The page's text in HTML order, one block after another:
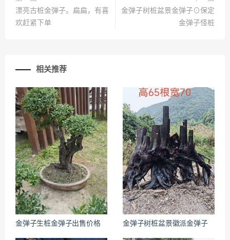
漂亮古桩金弹子。扁扁，有喜
欢赶紧下单
金弹子树桩盆景金弹子⊙保定
金弹子怪桩
相关推荐
金弹子生桩金弹子出售价格 金弹子树桩盆景徽派金弹子